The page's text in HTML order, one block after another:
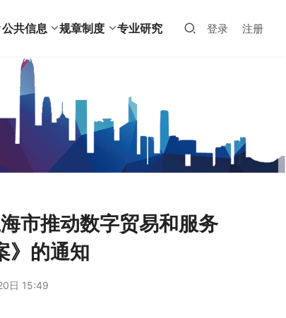
公共信息 规章制度 专业研究 登录 注册
市推动数字贸易和服务
》的通知
日 15:49